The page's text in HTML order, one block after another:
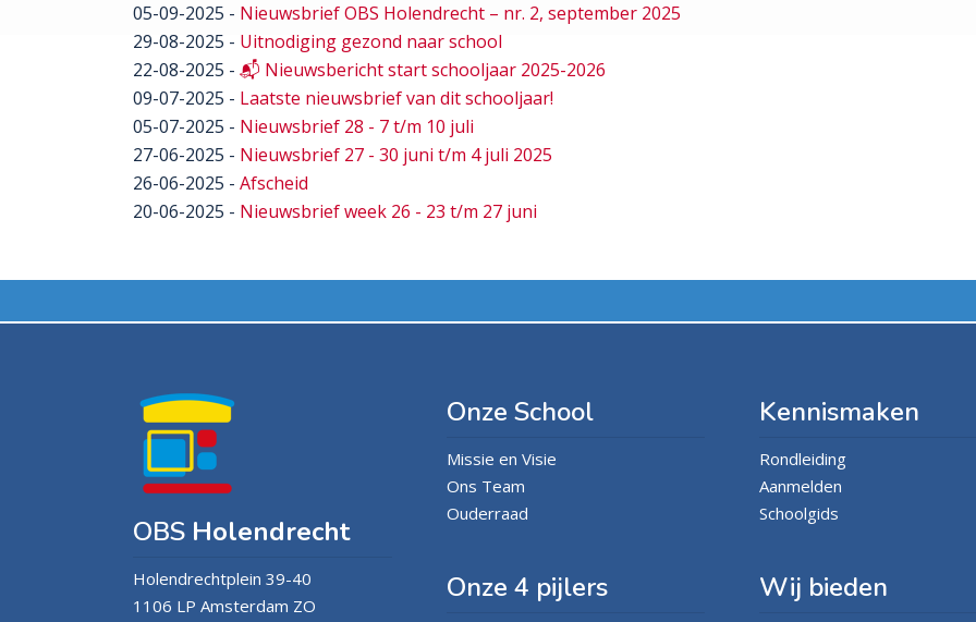
05-09-2025 - Nieuwsbrief OBS Holendrecht – nr. 2, september 2025
29-08-2025 - Uitnodiging gezond naar school
22-08-2025 - 📬 Nieuwsbericht start schooljaar 2025-2026
09-07-2025 - Laatste nieuwsbrief van dit schooljaar!
05-07-2025 - Nieuwsbrief 28 - 7 t/m 10 juli
27-06-2025 - Nieuwsbrief 27 - 30 juni t/m 4 juli 2025
26-06-2025 - Afscheid
20-06-2025 - Nieuwsbrief week 26 - 23 t/m 27 juni
OBS Holendrecht
Holendrechtplein 39-40
1106 LP Amsterdam ZO
Onze School
Missie en Visie
Ons Team
Ouderraad
Onze 4 pijlers
Kennismaken
Rondleiding
Aanmelden
Schoolgids
Wij bieden